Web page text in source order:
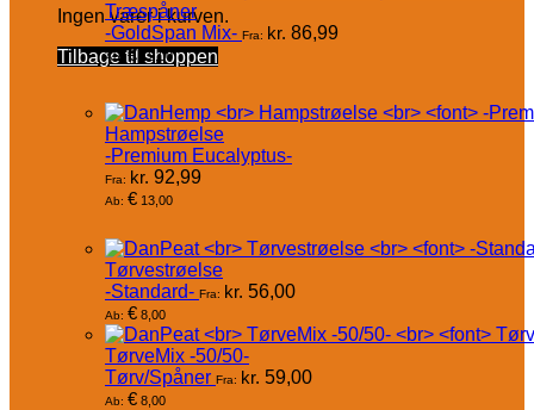
Ingen varer i kurven.
Tilbage til shoppen
Træspåner
-GoldSpan Mix- Fra: kr. 86,99
Ab:€ 12,00
Hampstrøelse
-Premium Eucalyptus-
Fra: kr. 92,99
Ab: € 13,00
Tørvestrøelse
-Standard- Fra: kr. 56,00
Ab: € 8,00
TørveMix -50/50-
Tørv/Spåner Fra: kr. 59,00
Ab: € 8,00